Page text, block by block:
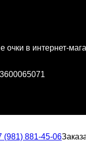
очки в интернет-
(981) 881-45-06